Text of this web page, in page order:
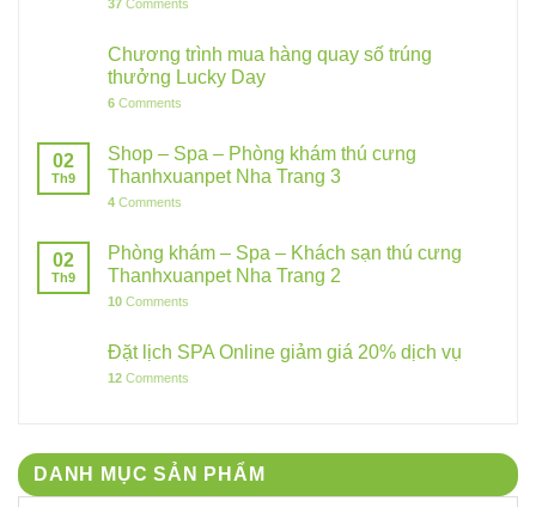
37 Comments
Chương trình mua hàng quay số trúng
thưởng Lucky Day
6 Comments
02
Th9
Shop – Spa – Phòng khám thú cưng
Thanhxuanpet Nha Trang 3
4 Comments
02
Th9
Phòng khám – Spa – Khách sạn thú cưng
Thanhxuanpet Nha Trang 2
10 Comments
Đặt lịch SPA Online giảm giá 20% dịch vụ
12 Comments
DANH MỤC SẢN PHẨM